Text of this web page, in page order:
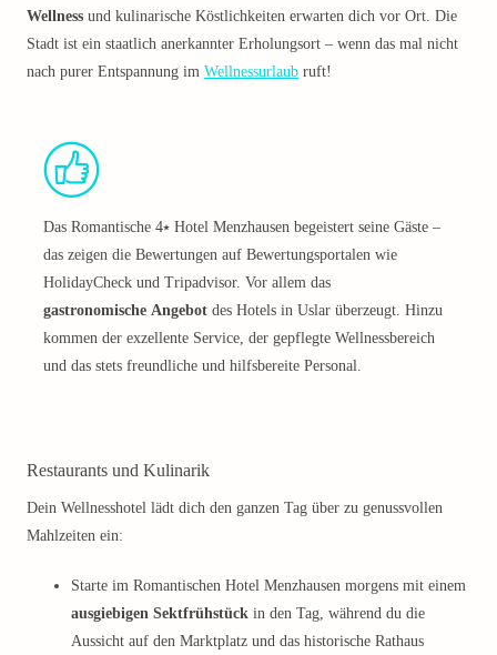
Wellness und kulinarische Köstlichkeiten erwarten dich vor Ort. Die
Stadt ist ein staatlich anerkannter Erholungsort – wenn das mal nicht
nach purer Entspannung im Wellnessurlaub ruft!
Das Romantische 4⭑ Hotel Menzhausen begeistert seine Gäste –
das zeigen die Bewertungen auf Bewertungsportalen wie
HolidayCheck und Tripadvisor. Vor allem das
gastronomische Angebot des Hotels in Uslar überzeugt. Hinzu
kommen der exzellente Service, der gepflegte Wellnessbereich
und das stets freundliche und hilfsbereite Personal.
Restaurants und Kulinarik
Dein Wellnesshotel lädt dich den ganzen Tag über zu genussvollen
Mahlzeiten ein:
Starte im Romantischen Hotel Menzhausen morgens mit einem
ausgiebigen Sektfrühstück in den Tag, während du die
Aussicht auf den Marktplatz und das historische Rathaus